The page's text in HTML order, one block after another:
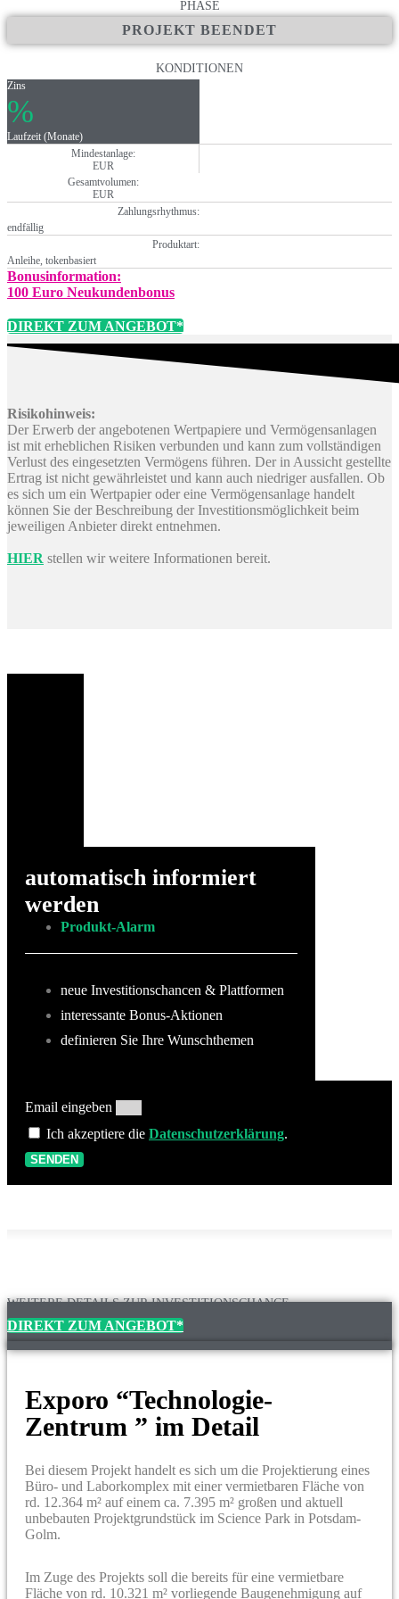
PHASE
PROJEKT BEENDET
KONDITIONEN
Zins
%
Laufzeit (Monate)
Mindestanlage:
EUR
Gesamtvolumen:
EUR
Zahlungsrhythmus:
endfällig
Produktart:
Anleihe, tokenbasiert
Bonusinformation:
100 Euro Neukundenbonus
DIREKT ZUM ANGEBOT*
Risikohinweis:
Der Erwerb der angebotenen Wertpapiere und Vermögensanlagen
ist mit erheblichen Risiken verbunden und kann zum vollständigen
Verlust des eingesetzten Vermögens führen. Der in Aussicht gestellte
Ertrag ist nicht gewährleistet und kann auch niedriger ausfallen. Ob
es sich um ein Wertpapier oder eine Vermögensanlage handelt
können Sie der Beschreibung der Investitionsmöglichkeit beim
jeweiligen Anbieter direkt entnehmen.
HIER stellen wir weitere Informationen bereit.
automatisch informiert
werden
Produkt-Alarm
neue Investitionschancen & Plattformen
interessante Bonus-Aktionen
definieren Sie Ihre Wunschthemen
Email eingeben
Ich akzeptiere die Datenschutzerklärung.
SENDEN
WEITERE DETAILS ZUR INVESTITIONSCHANCE
DIREKT ZUM ANGEBOT*
Exporo “Technologie-
Zentrum ” im Detail
Bei diesem Projekt handelt es sich um die Projektierung eines
Büro- und Laborkomplex mit einer vermietbaren Fläche von
rd. 12.364 m² auf einem ca. 7.395 m² großen und aktuell
unbebauten Projektgrundstück im Science Park in Potsdam-
Golm.
Im Zuge des Projekts soll die bereits für eine vermietbare
Fläche von rd. 10.321 m² vorliegende Baugenehmigung auf